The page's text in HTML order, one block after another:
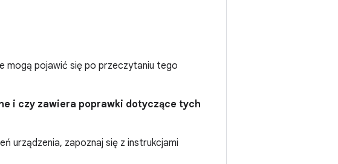
mogą pojawić się po przeczytaniu tego
i czy zawiera poprawki dotyczące tych
urządzenia, zapoznaj się z instrukcjami